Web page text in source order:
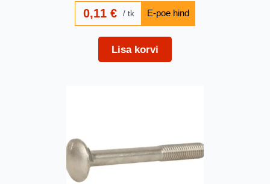
0,11€ tk
Lisa korvi